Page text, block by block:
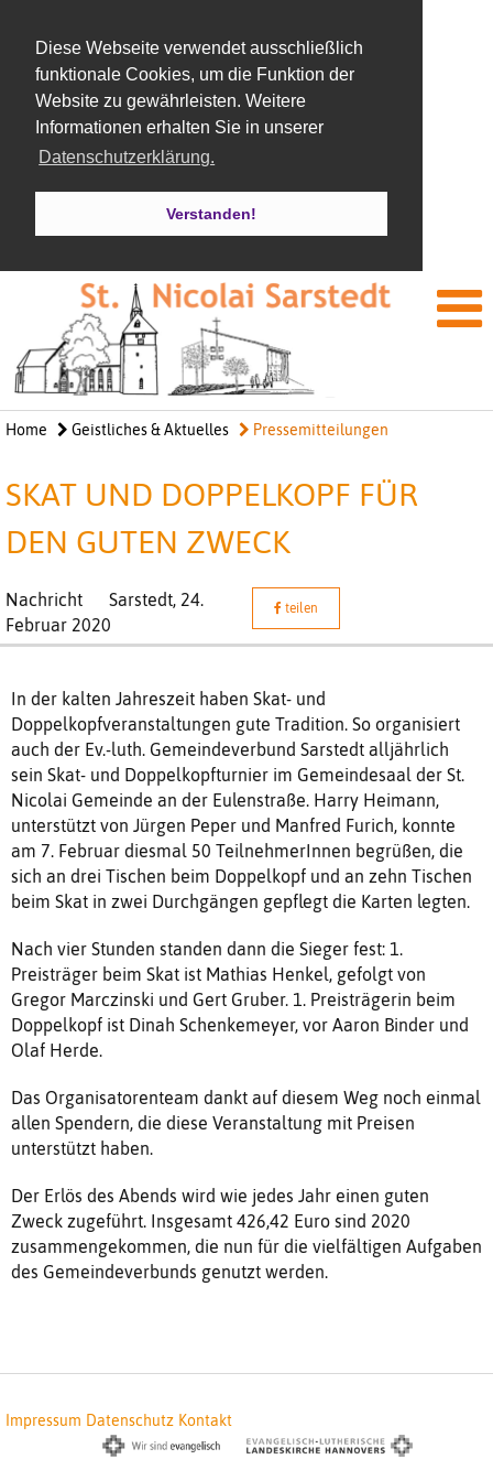
Diese Webseite verwendet ausschließlich
funktionale Cookies, um die Funktion der
Website zu gewährleisten. Weitere
Informationen erhalten Sie in unserer
Datenschutzerklärung.
Verstanden!
Home Geistliches & Aktuelles Pressemitteilungen
SKAT UND DOPPELKOPF FÜR
DEN GUTEN ZWECK
Nachricht Sarstedt, 24.
Februar 2020
teilen
In der kalten Jahreszeit haben Skat- und
Doppelkopfveranstaltungen gute Tradition. So organisiert
auch der Ev.-luth. Gemeindeverbund Sarstedt alljährlich
sein Skat- und Doppelkopfturnier im Gemeindesaal der St.
Nicolai Gemeinde an der Eulenstraße. Harry Heimann,
unterstützt von Jürgen Peper und Manfred Furich, konnte
am 7. Februar diesmal 50 TeilnehmerInnen begrüßen, die
sich an drei Tischen beim Doppelkopf und an zehn Tischen
beim Skat in zwei Durchgängen gepflegt die Karten legten.
Nach vier Stunden standen dann die Sieger fest: 1.
Preisträger beim Skat ist Mathias Henkel, gefolgt von
Gregor Marczinski und Gert Gruber. 1. Preisträgerin beim
Doppelkopf ist Dinah Schenkemeyer, vor Aaron Binder und
Olaf Herde.
Das Organisatorenteam dankt auf diesem Weg noch einmal
allen Spendern, die diese Veranstaltung mit Preisen
unterstützt haben.
Der Erlös des Abends wird wie jedes Jahr einen guten
Zweck zugeführt. Insgesamt 426,42 Euro sind 2020
zusammengekommen, die nun für die vielfältigen Aufgaben
des Gemeindeverbunds genutzt werden.
Impressum Datenschutz Kontakt